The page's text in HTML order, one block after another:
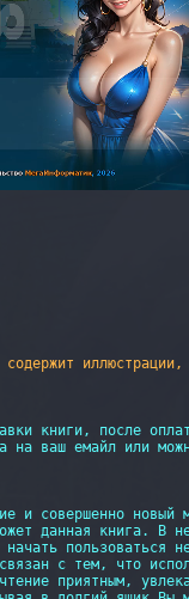
книги, после
на ваш емайл или
и совершенно
данная книга. В
пользоваться
с тем, что
приятным,